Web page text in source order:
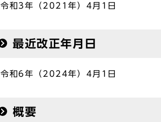
令和3年（2021年）4月1日
最近改正年月日
令和6年（2024年）4月1日
概要